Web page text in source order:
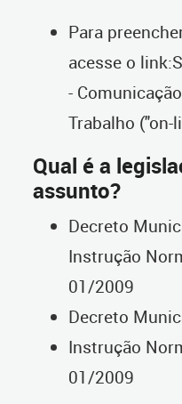
Para
acesse o
-
Trabalho ("on-
Qual é a
assunto?
Decreto
Instrução
01/2009
Decreto
Instrução
01/2009